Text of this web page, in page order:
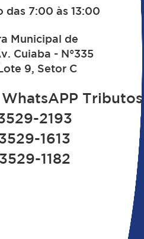
das 7:00 às 13:00
Municipal de
Cuiaba - N°335
9, Setor C
Tributos
2193
1613
1182